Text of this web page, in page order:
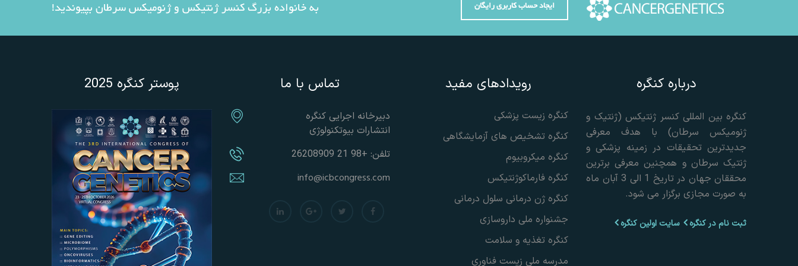
به خانواده بزرگ کنسر ژنتیکس و ژنومیکس سرطان بپیوندید! ایجاد حساب کاربری رایگان
درباره کنگره
کنگره بین المللی کنسر ژنتیکس (ژنتیک و
ژنومیکس سرطان) با هدف معرفی
جدیدترین تحقیقات در زمینه پزشکی و
ژنتیک سرطان و همچنین معرفی برترین
محققان جهان در تاریخ 1 الی 3 آبان ماه
به صورت مجازی برگزار می شود.
ثبت نام در کنگره سایت اولین کنگره
رویدادهای مفید
کنگره زیست پزشکی
کنگره تشخیص های آزمایشگاهی
کنگره میکروبیوم
کنگره فارماکوژنتیکس
کنگره ژن درمانی سلول درمانی
جشنواره ملی داروسازی
کنگره تغذیه و سلامت
مدرسه ملی زیست فناوری
تماس با ما
دبیرخانه اجرایی کنگره
انتشارات بیوتکنولوژی
تلفن: +98 21 26208909
info@icbcongress.com
پوستر کنگره 2025